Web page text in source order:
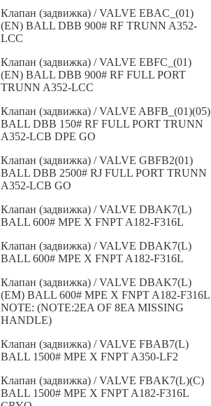
Клапан (задвижка) / VALVE EBAC_(01)
(EN) BALL DBB 900# RF TRUNN A352-
LCC
Клапан (задвижка) / VALVE EBFC_(01)
(EN) BALL DBB 900# RF FULL PORT
TRUNN A352-LCC
Клапан (задвижка) / VALVE ABFB_(01)(05)
BALL DBB 150# RF FULL PORT TRUNN
A352-LCB DPE GO
Клапан (задвижка) / VALVE GBFB2(01)
BALL DBB 2500# RJ FULL PORT TRUNN
A352-LCB GO
Клапан (задвижка) / VALVE DBAK7(L)
BALL 600# MPE X FNPT A182-F316L
Клапан (задвижка) / VALVE DBAK7(L)
BALL 600# MPE X FNPT A182-F316L
Клапан (задвижка) / VALVE DBAK7(L)
(EM) BALL 600# MPE X FNPT A182-F316L
NOTE: (NOTE:2EA OF 8EA MISSING
HANDLE)
Клапан (задвижка) / VALVE FBAB7(L)
BALL 1500# MPE X FNPT A350-LF2
Клапан (задвижка) / VALVE FBAK7(L)(C)
BALL 1500# MPE X FNPT A182-F316L